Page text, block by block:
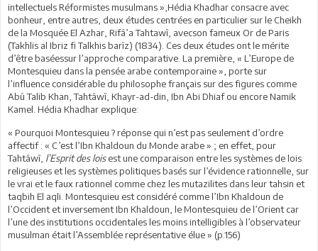
intellectuels Réformistes musulmans »,Hédia Khadhar consacre avec
bonheur, entre autres, deux études centrées en particulier sur le Cheikh
de la Mosquée El Azhar, Rifâ’a Tahtawî, avecson fameux Or de Paris
(Takhlis al Ibriz fi Talkhis barîz) (1834). Ces deux études ont le mérite
d’être baséessur l’approche comparative. La première, « L’Europe de
Montesquieu dans la pensée arabe contemporaine », porte sur
l’influence considérable du philosophe français sur des figures comme
Abû Talib Khan, Tahtâwî, Khayr-ad-din, Ibn Abi Dhiaf ou encore Namik
Kamel. Hédia Khadhar explique:
« Pourquoi Montesquieu ? réponse qui n’est pas seulement d’ordre
affectif : « C’est l’Ibn Khaldoun du Monde arabe » ; en effet, pour
Tahtâwî, l’Esprit des loisest une comparaison entre les systèmes de lois
religieuses et les systèmes politiques basés sur l’évidence rationnelle, sur
le vrai et le faux rationnel comme chez les mutazilites dans leur tahsin et
taqbih El aqli. Montesquieu est considéré comme l’Ibn Khaldoun de
l’Occident et inversement Ibn Khaldoun, le Montesquieu de l’Orient car
l’une des institutions occidentales les moins intelligibles à l’observateur
musulman était l’Assemblée représentative élue » (p.156)